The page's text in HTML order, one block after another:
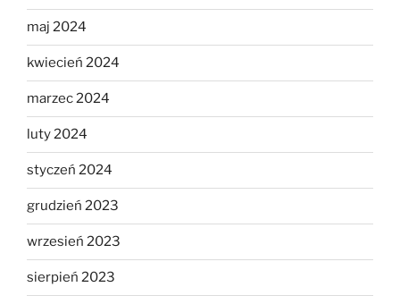
maj 2024
kwiecień 2024
marzec 2024
luty 2024
styczeń 2024
grudzień 2023
wrzesień 2023
sierpień 2023